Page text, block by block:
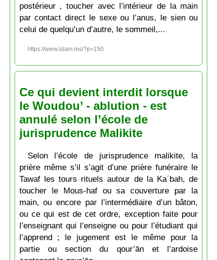
postérieur , toucher avec l’intérieur de la main
par contact direct le sexe ou l’anus, le sien ou
celui de quelqu’un d’autre, le sommeil,...
https://www.islam.ms/?p=150
Ce qui devient interdit lorsque
le Woudou’ - ablution - est
annulé selon l’école de
jurisprudence Malikite
Selon l’école de jurisprudence malikite, la
prière même s’il s’agit d’une prière funéraire le
Tawaf les tours rituels autour de la Kaʿbah, de
toucher le Mous-haf ou sa couverture par la
main, ou encore par l’intermédiaire d’un bâton,
ou ce qui est de cet ordre, exception faite pour
l’enseignant qui l’enseigne ou pour l’étudiant qui
l’apprend ; le jugement est le même pour la
partie ou section du qour’ān et l’ardoise